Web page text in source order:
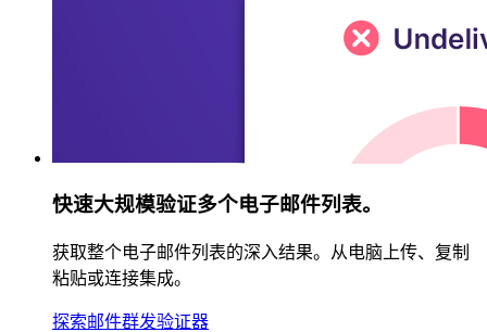
快速大规模验证多个电子邮件列表。
获取整个电子邮件列表的深入结果。从电脑上传、复制
粘贴或连接集成。
探索邮件群发验证器